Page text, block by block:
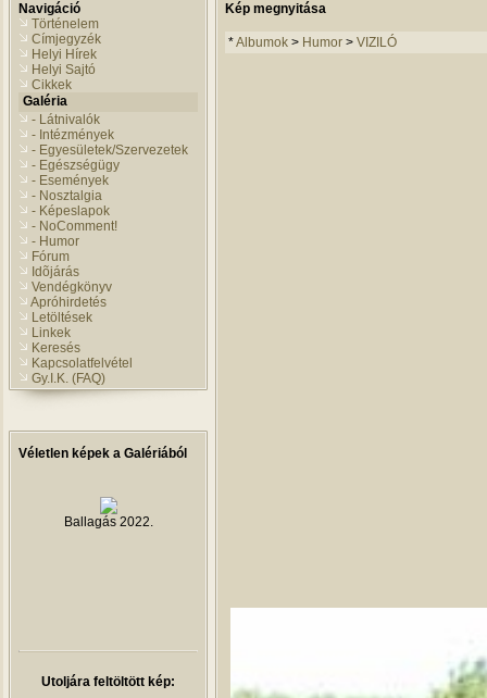
Navigáció
Történelem
Címjegyzék
Helyi Hírek
Helyi Sajtó
Cikkek
Galéria
- Látnivalók
- Intézmények
- Egyesületek/Szervezetek
- Egészségügy
- Események
- Nosztalgia
- Képeslapok
- NoComment!
- Humor
Fórum
Idõjárás
Vendégkönyv
Apróhirdetés
Letöltések
Linkek
Keresés
Kapcsolatfelvétel
Gy.I.K. (FAQ)
Véletlen képek a Galériából
Ballagás 2022.
Utoljára feltöltött kép:
Kép megnyitása
*Albumok > Humor > VIZILÓ